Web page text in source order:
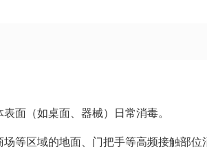
面（如桌面、器械）日常消毒。
等区域的地面、门把手等高频接触部位